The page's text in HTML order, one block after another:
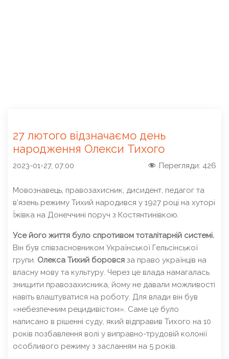
27 лютого відзначаємо день
народження Олекси Тихого
2023-01-27, 07:00 Перегляди: 426
Мовознавець, правозахисник, дисидент, педагог та
в’язень режиму Тихий народився у 1927 році на хуторі
Їжівка на Донеччині поруч з Костянтинівкою.
Усе його життя було спротивом тоталітарній системі.
Він був співзасновником Української Гельсінської
групи. Олекса Тихий боровся за право українців на
власну мову та культуру. Через це влада намагалась
знищити правозахисника, йому не давали можливості
навіть влаштуватися на роботу. Для влади він був
«небезпечним рецидивістом». Саме це було
написано в рішенні суду, який відправив Тихого на 10
років позбавлення волі у виправно-трудовій колонії
особливого режиму з засланням на 5 років.